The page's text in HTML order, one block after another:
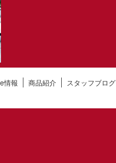
情報 商品紹介 スタッフブログ